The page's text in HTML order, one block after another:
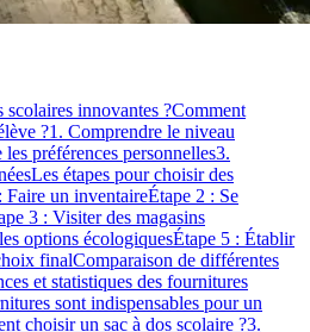
scolaires innovantes ?Comment
?1. Comprendre le niveau
préférences personnelles3.
Les étapes pour choisir des
Faire un inventaireÉtape 2 : Se
3 : Visiter des magasins
options écologiquesÉtape 5 : Établir
finalComparaison de différentes
et statistiques des fournitures
sont indispensables pour un
choisir un sac à dos scolaire ?3.